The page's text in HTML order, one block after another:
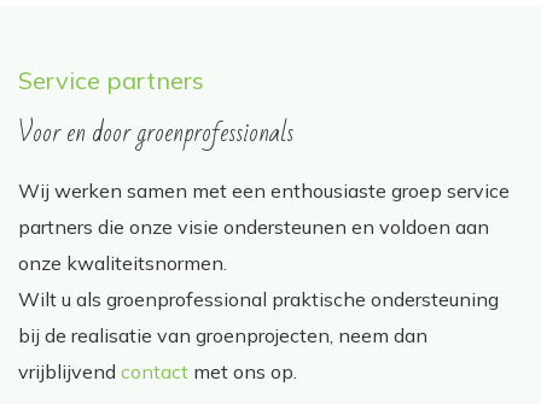
Service partners
Voor en door groenprofessionals
Wij werken samen met een enthousiaste groep service
partners die onze visie ondersteunen en voldoen aan
onze kwaliteitsnormen.
Wilt u als groenprofessional praktische ondersteuning
bij de realisatie van groenprojecten, neem dan
vrijblijvend contact met ons op.